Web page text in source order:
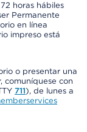
horas hábiles
Permanente
en línea
impreso está
o presentar una
comuníquese con
711), de lunes a